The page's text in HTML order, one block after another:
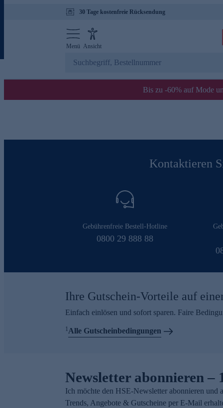
30 Tage kostenfreie Rücksendung
Menü Ansicht
Bis zu -60% auf Mode
Kontaktieren
Gebührenfreie Bestell-Hotline
0800 29 888 88
Ihre Gutschein-Vorteile auf
Einfach einlösen und sofort sparen. Faire
1Alle Gutscheinbedingungen
Newsletter abonnieren –
Ich möchte den HSE-Newsletter abonnieren und
Trends, Angebote & Gutscheine per E-Mail